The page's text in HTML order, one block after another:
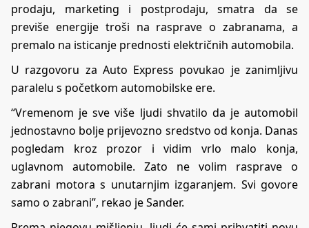
prodaju, marketing i postprodaju, smatra da se
previše energije troši na rasprave o zabranama, a
premalo na isticanje prednosti električnih automobila.
U razgovoru za Auto Express povukao je zanimljivu
paralelu s početkom automobilske ere.
“Vremenom je sve više ljudi shvatilo da je automobil
jednostavno bolje prijevozno sredstvo od konja. Danas
pogledam kroz prozor i vidim vrlo malo konja,
uglavnom automobile. Zato ne volim rasprave o
zabrani motora s unutarnjim izgaranjem. Svi govore
samo o zabrani”, rekao je Sander.